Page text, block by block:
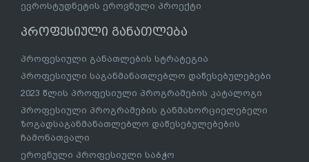
ევროსტუდნეტის ეროვნული პროექტი
პროფესიული განათლება
პროფესიული განათლების სტრატეგია
პროფესიული საგანმანათლებლო დაწესებულებები
2023 წლის პროფესიული პროგრამების კატალოგი
პროფესიული პროგრამების განმახორციელებელი
ზოგადსაგანმანათლებლო დაწესებულებების
ჩამონათვალი
ეროვნული პროფესიული საბჭო